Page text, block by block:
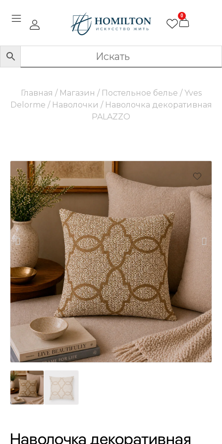
0
Главная / Магазин / Постельное белье / Yves
Delorme / Наволочки / Наволочка декоративная
PALAZZO
Наволочка декоративная